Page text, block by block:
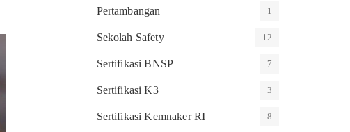
Pertambangan 1
Sekolah Safety 12
Sertifikasi BNSP 7
Sertifikasi K3 3
Sertifikasi Kemnaker RI 8